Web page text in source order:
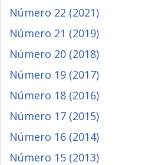
Número 22 (2021)
Número 21 (2019)
Número 20 (2018)
Número 19 (2017)
Número 18 (2016)
Número 17 (2015)
Número 16 (2014)
Número 15 (2013)